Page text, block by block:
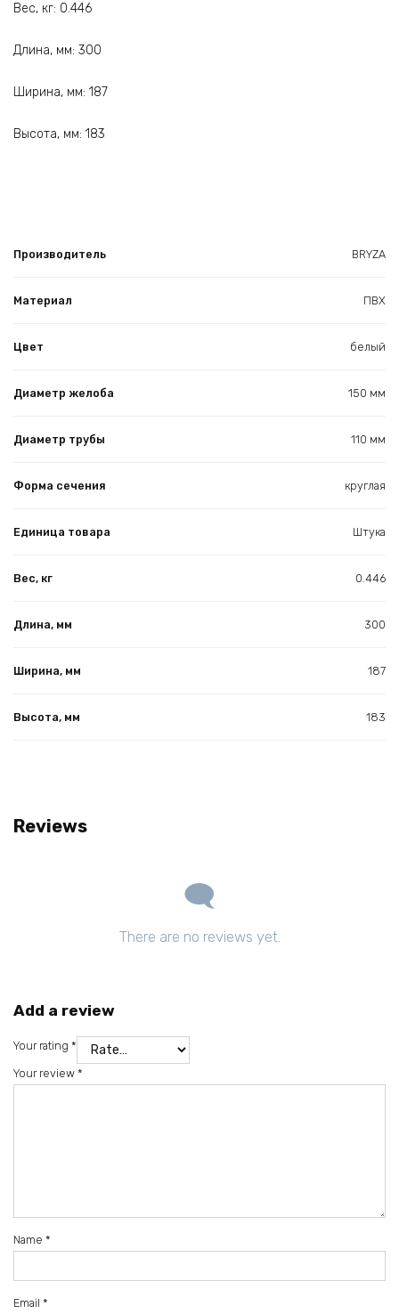
Вес, кг: 0.446
Длина, мм: 300
Ширина, мм: 187
Высота, мм: 183
Производитель BRYZA
Материал ПВХ
Цвет белый
Диаметр желоба 150 мм
Диаметр трубы 110 мм
Форма сечения круглая
Единица товара Штука
Вес, кг 0.446
Длина, мм 300
Ширина, мм 187
Высота, мм 183
Reviews
There are no reviews yet.
Add a review
Your rating *
Your review *
Name *
Email *